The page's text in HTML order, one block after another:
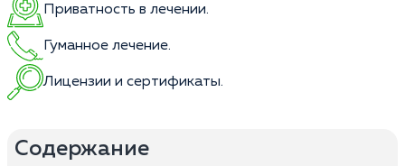
Приватность в лечении.
Гуманное лечение.
Лицензии и сертификаты.
Содержание